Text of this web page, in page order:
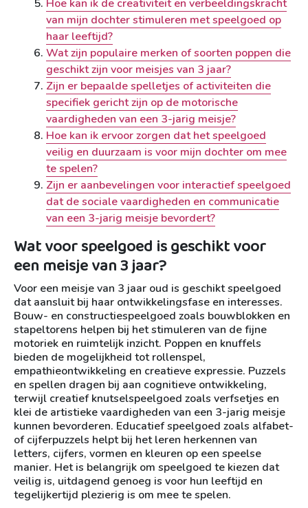
Hoe kan ik de creativiteit en verbeeldingskracht
van mijn dochter stimuleren met speelgoed op
haar leeftijd?
Wat zijn populaire merken of soorten poppen die
geschikt zijn voor meisjes van 3 jaar?
Zijn er bepaalde spelletjes of activiteiten die
specifiek gericht zijn op de motorische
vaardigheden van een 3-jarig meisje?
Hoe kan ik ervoor zorgen dat het speelgoed
veilig en duurzaam is voor mijn dochter om mee
te spelen?
Zijn er aanbevelingen voor interactief speelgoed
dat de sociale vaardigheden en communicatie
van een 3-jarig meisje bevordert?
Wat voor speelgoed is geschikt voor
een meisje van 3 jaar?
Voor een meisje van 3 jaar oud is geschikt speelgoed
dat aansluit bij haar ontwikkelingsfase en interesses.
Bouw- en constructiespeelgoed zoals bouwblokken en
stapeltorens helpen bij het stimuleren van de fijne
motoriek en ruimtelijk inzicht. Poppen en knuffels
bieden de mogelijkheid tot rollenspel,
empathieontwikkeling en creatieve expressie. Puzzels
en spellen dragen bij aan cognitieve ontwikkeling,
terwijl creatief knutselspeelgoed zoals verfsetjes en
klei de artistieke vaardigheden van een 3-jarig meisje
kunnen bevorderen. Educatief speelgoed zoals alfabet-
of cijferpuzzels helpt bij het leren herkennen van
letters, cijfers, vormen en kleuren op een speelse
manier. Het is belangrijk om speelgoed te kiezen dat
veilig is, uitdagend genoeg is voor hun leeftijd en
tegelijkertijd plezierig is om mee te spelen.